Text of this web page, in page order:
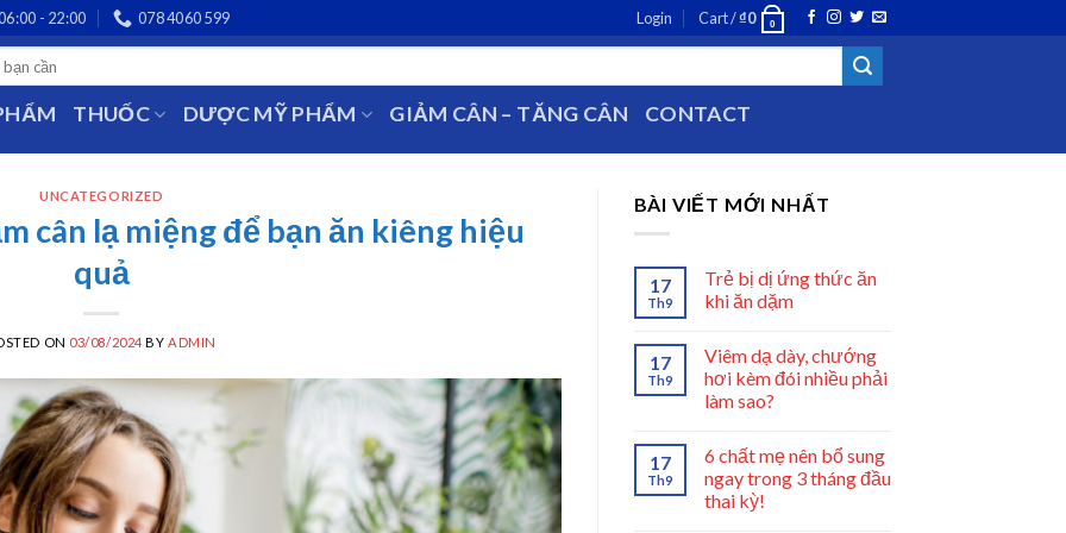
- 22:00 078 4060 599 Login Cart /₫0 0
THUỐC DƯỢC MỸ PHẨM GIẢM CÂN – TĂNG CÂN CONTACT
UNCATEGORIZED
cân lạ miệng để bạn ăn kiêng hiệu
quả
ON 03/08/2024 BY ADMIN
BÀI VIẾT MỚI NHẤT
17
Th9
Trẻ bị dị ứng thức ăn
khi ăn dặm
17
Th9
Viêm dạ dày, chướng
hơi kèm đói nhiều phải
làm sao?
17
Th9
6 chất mẹ nên bổ sung
ngay trong 3 tháng đầu
thai kỳ!